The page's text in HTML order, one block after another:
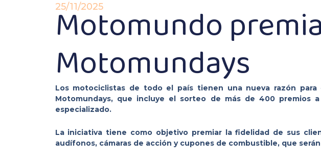
25/11/2025
Motomundo
Motomundays
Los motociclistas de todo el país tienen una nueva razón
Motomundays, que incluye el sorteo de más de 400 premios
especializado.
La iniciativa tiene como objetivo premiar la fidelidad de sus
audífonos, cámaras de acción y cupones de combustible, que